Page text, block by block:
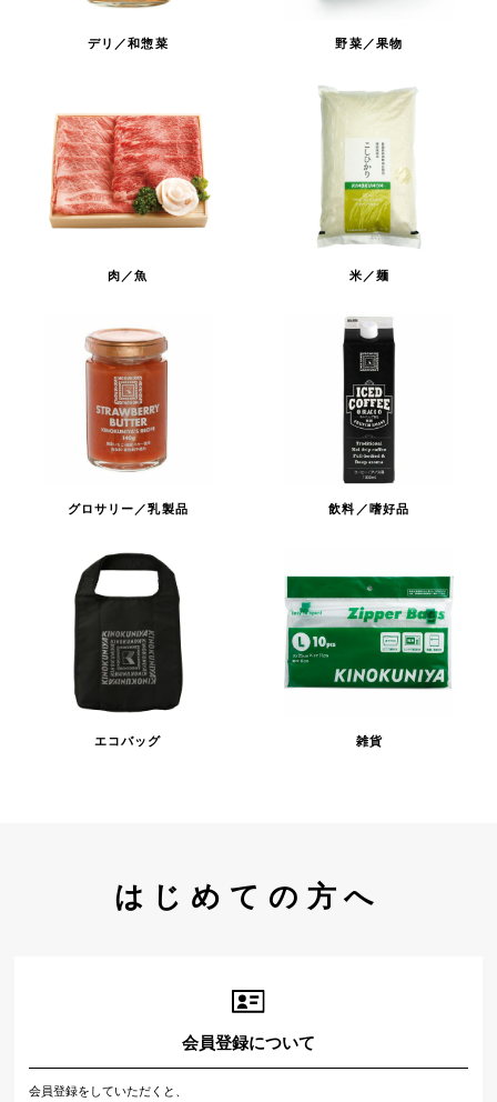
デリ／和惣菜 野菜／果物
肉／魚 米／麺
グロサリー／乳製品 飲料／嗜好品
エコバッグ 雑貨
はじめての方へ
会員登録について
会員登録をしていただくと、